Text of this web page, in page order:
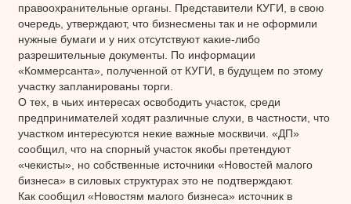
правоохранительные органы. Представители КУГИ, в свою
очередь, утверждают, что бизнесмены так и не оформили
нужные бумаги и у них отсутствуют какие-либо
разрешительные документы. По информации
«Коммерсанта», полученной от КУГИ, в будущем по этому
участку запланированы торги.
О тех, в чьих интересах освободить участок, среди
предпринимателей ходят различные слухи, в частности, что
участком интересуются некие важные москвичи. «ДП»
сообщил, что на спорный участок якобы претендуют
«чекисты», но собственные источники «Новостей малого
бизнеса» в силовых структурах это не подтверждают.
Как сообщил «Новостям малого бизнеса» источник в